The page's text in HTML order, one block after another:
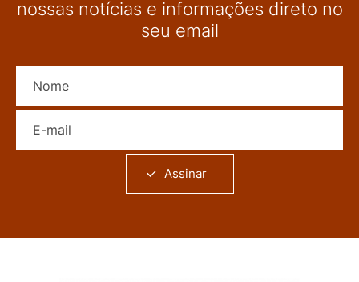
nossas notícias e informações direto no
seu email
Assinar